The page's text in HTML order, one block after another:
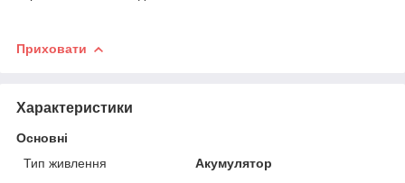
Приховати
Характеристики
Основні
Тип живлення
Акумулятор